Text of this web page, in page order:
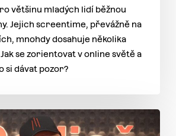
většinu mladých lidí běžnou
Jejich screentime, převážně na
mnohdy dosahuje několika
se zorientovat v online světě a
si dávat pozor?